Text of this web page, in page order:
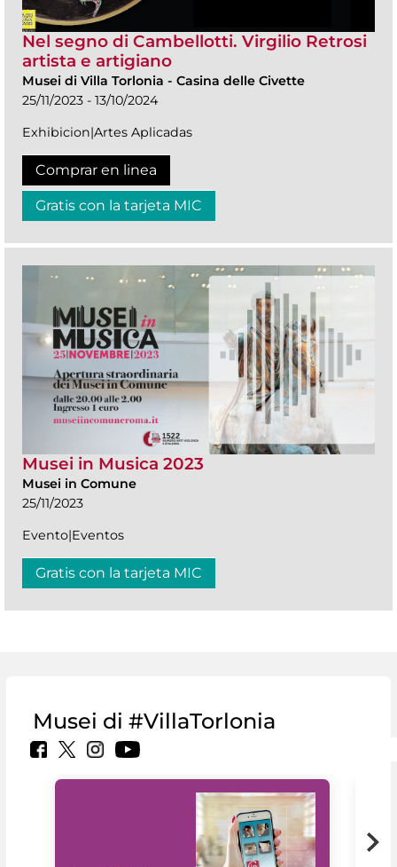
Nel segno di Cambellotti. Virgilio Retrosi
artista e artigiano
Musei di Villa Torlonia - Casina delle Civette
25/11/2023 - 13/10/2024
Exhibicion|Artes Aplicadas
Comprar en linea
Gratis con la tarjeta MIC
Musei in Musica 2023
Musei in Comune
25/11/2023
Evento|Eventos
Gratis con la tarjeta MIC
Musei di #VillaTorlonia